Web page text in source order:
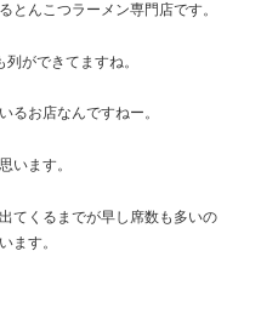
とんこつラーメン専門店です。
ができてますね。
るお店なんですねー。
います。
てくるまでが早し席数も多いの
ます。